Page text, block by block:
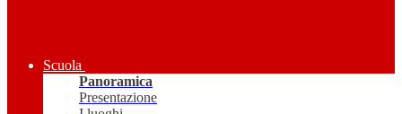
Scuola
Panoramica
Presentazione